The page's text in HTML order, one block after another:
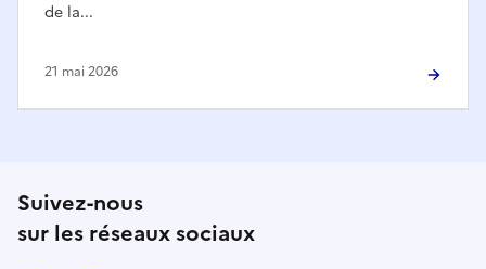
de la...
21 mai 2026
Suivez-nous
sur les réseaux sociaux